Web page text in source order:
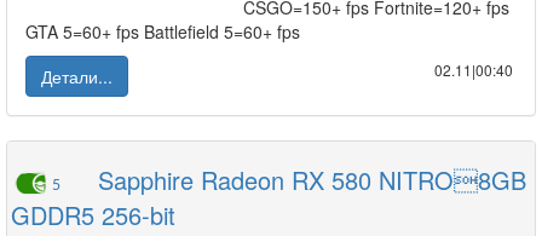
CSGO=150+ fps Fortnite=120+ fps
GTA 5=60+ fps Battlefield 5=60+ fps
Детали...
02.11|00:40
5
Sapphire Radeon RX 580 NITRO8GB
GDDR5 256-bit